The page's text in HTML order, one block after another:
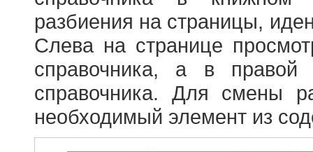
разбиения на страницы,
Слева на странице
справочника, а в правой
справочника. Для смены
необходимый элемент из